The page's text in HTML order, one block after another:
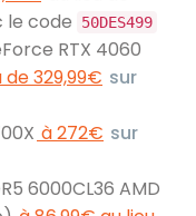
le code 50DES499
RTX 4060
de 329,99€ sur
à 272€ sur
6000CL36 AMD